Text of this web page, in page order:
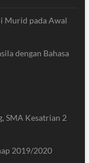
Murid pada Awal
dengan Bahasa
SMA Kesatrian 2
2019/2020